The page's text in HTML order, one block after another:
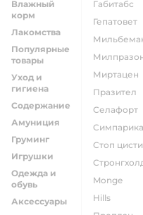
Влажный
корм
Лакомства
Популярные
товары
Уход и
гигиена
Содержание
Амуниция
Груминг
Игрушки
Одежда и
обувь
Аксессуары
габитабс
гепатовет
миртацен
празител
селафорт
симпарика
стоп
monge
hills